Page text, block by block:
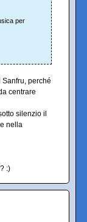
per
perché
centrare
silenzio il
nella
:)